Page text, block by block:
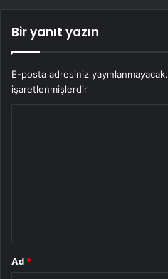
Bir yanıt yazın
E-posta adresiniz yayınlanmayacak.
işaretlenmişlerdir
Ad *